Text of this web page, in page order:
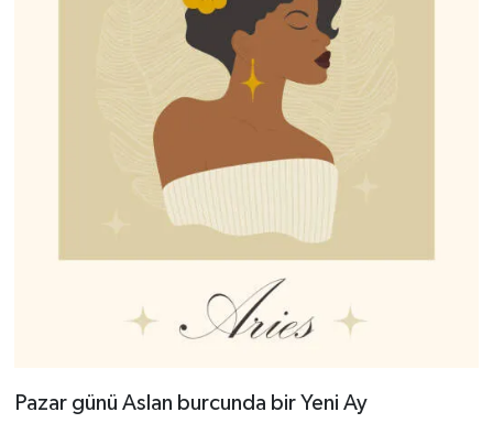
Pazar günü Aslan burcunda bir Yeni Ay